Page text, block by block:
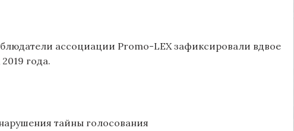
ассоциации Promo-LEX зафиксировали вдвое
года.
тайны голосования